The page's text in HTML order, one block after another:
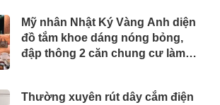
Mỹ nhân Nhật Ký Vàng Anh diện
đồ tắm khoe dáng nóng bỏng,
đập thông 2 căn chung cư làm
Thường xuyên rút dây cắm điện